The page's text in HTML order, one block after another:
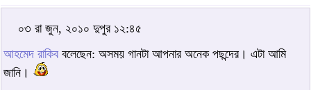
০৩ রা জুন, ২০১০ দুপুর ১২:৪৫
আহমেদ রাকিব বলেছেন: অসময় গানটা আপনার অনেক পছন্দের। এটা আমি
জানি।